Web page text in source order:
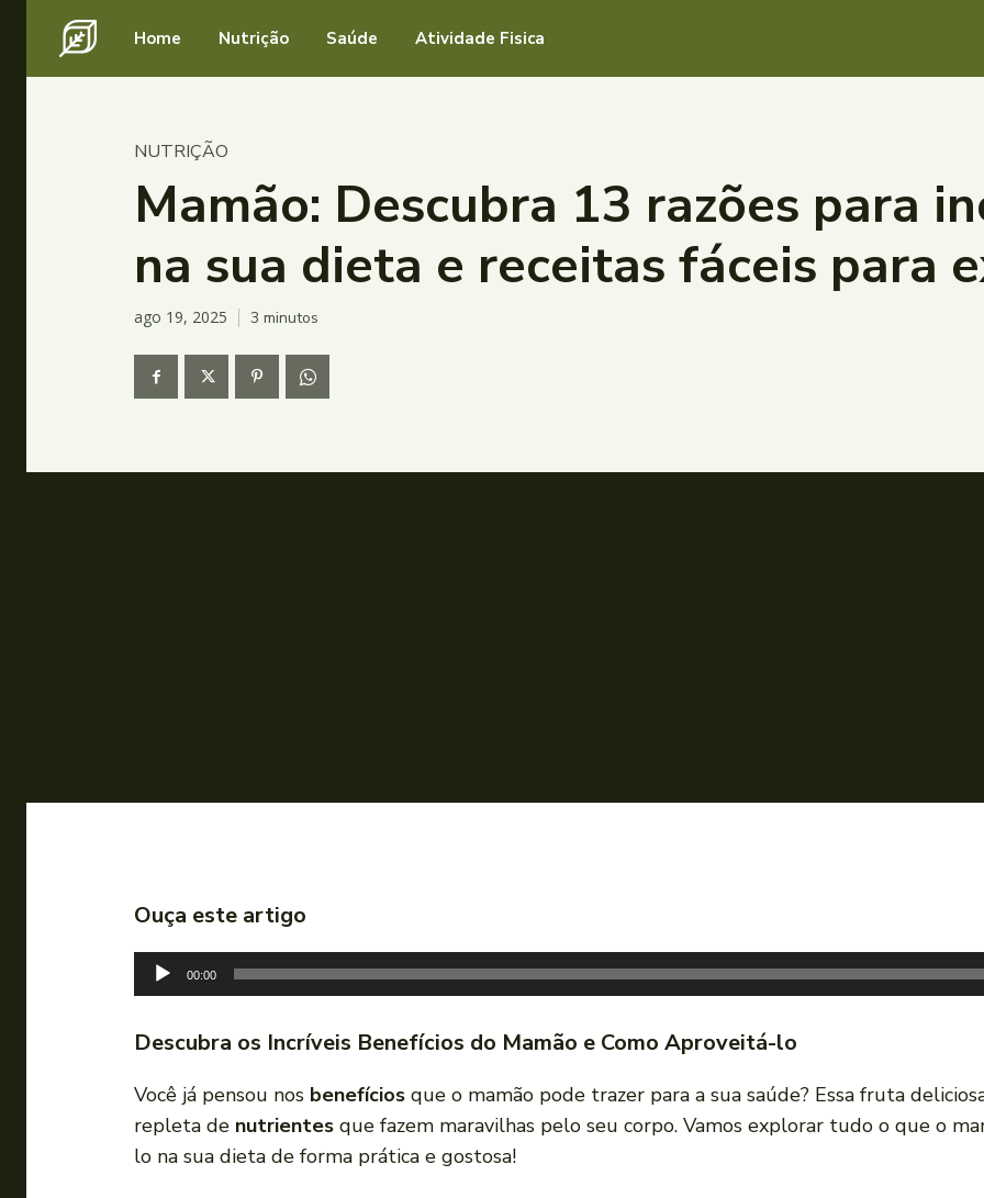
Home Nutrição Saúde Atividade Fisica
NUTRIÇÃO
Mamão: Descubra 13 razões para
na sua dieta e receitas fáceis para
ago 19, 2025 3 minutos
Ouça este artigo
o
c
a
d
o
r
00:00
Descubra os Incríveis Benefícios do Mamão e Como Aproveitá-lo
Você já pensou nos benefícios que o mamão pode trazer para a sua saúde? Essa fruta
repleta de nutrientes que fazem maravilhas pelo seu corpo. Vamos explorar tudo o que o
lo na sua dieta de forma prática e gostosa!